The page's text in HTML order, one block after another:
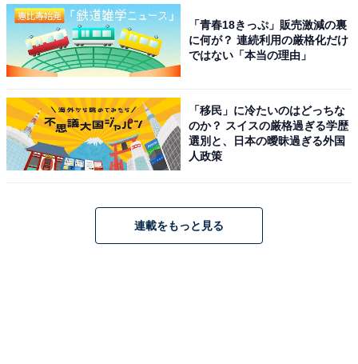
「青春18きっぷ」販売激減の裏
に何が？ 連続利用の厳格化だけ
ではない「本当の理由」
「移民」に冷たいのはどっちな
のか？ スイスの厳格過ぎる学歴
選別と、日本の曖昧過ぎる外国
人政策
連載をもっと見る